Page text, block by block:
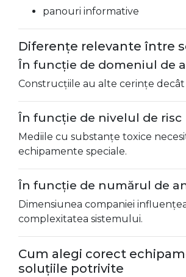
panouri informative
Diferențe relevante între
În funcție de domeniul de
Construcțiile au alte cerințe
În funcție de nivelul de risc
Mediile cu substanțe toxice
echipamente speciale.
În funcție de numărul de
Dimensiunea companiei
complexitatea sistemului.
Cum alegi corect
soluțiile potrivite